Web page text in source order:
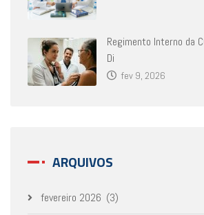
Regimento Interno da
Di
fev 9, 2026
ARQUIVOS
fevereiro 2026 (3)